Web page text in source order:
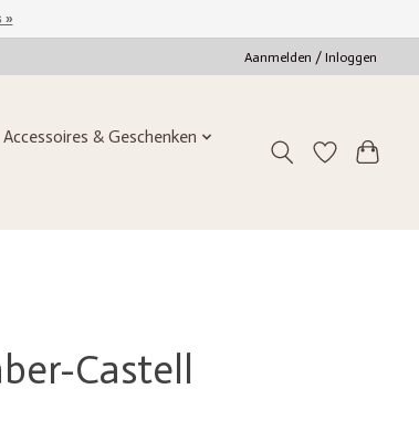
Aanmelden / Inloggen
Accessoires & Geschenken
Castell
»